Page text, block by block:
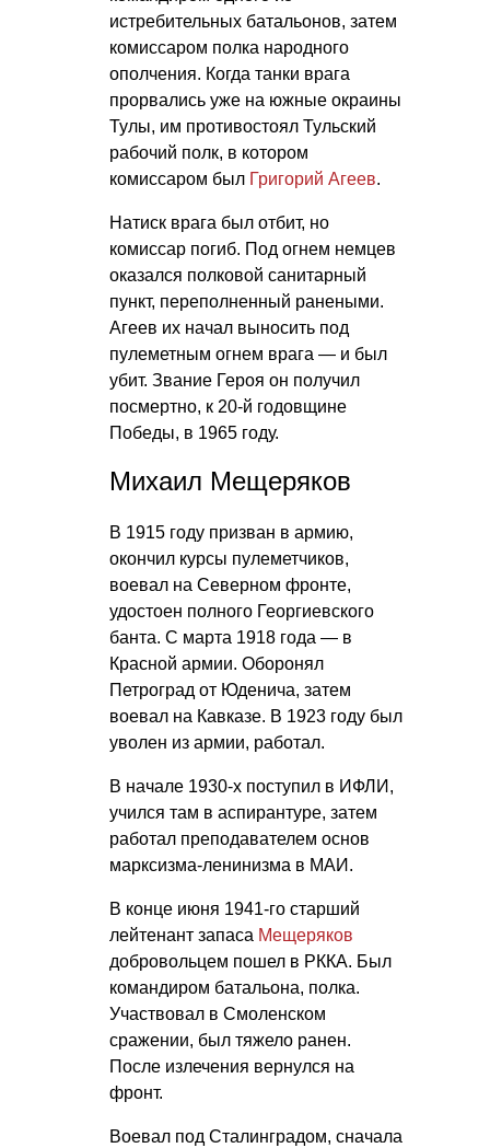
истребительных батальонов, затем
комиссаром полка народного
ополчения. Когда танки врага
прорвались уже на южные окраины
Тулы, им противостоял Тульский
рабочий полк, в котором
комиссаром был Григорий Агеев.
Натиск врага был отбит, но
комиссар погиб. Под огнем немцев
оказался полковой санитарный
пункт, переполненный ранеными.
Агеев их начал выносить под
пулеметным огнем врага — и был
убит. Звание Героя он получил
посмертно, к 20-й годовщине
Победы, в 1965 году.
Михаил Мещеряков
В 1915 году призван в армию,
окончил курсы пулеметчиков,
воевал на Северном фронте,
удостоен полного Георгиевского
банта. С марта 1918 года — в
Красной армии. Оборонял
Петроград от Юденича, затем
воевал на Кавказе. В 1923 году был
уволен из армии, работал.
В начале 1930-х поступил в ИФЛИ,
учился там в аспирантуре, затем
работал преподавателем основ
марксизма-ленинизма в МАИ.
В конце июня 1941-го старший
лейтенант запаса Мещеряков
добровольцем пошел в РККА. Был
командиром батальона, полка.
Участвовал в Смоленском
сражении, был тяжело ранен.
После излечения вернулся на
фронт.
Воевал под Сталинградом, сначала